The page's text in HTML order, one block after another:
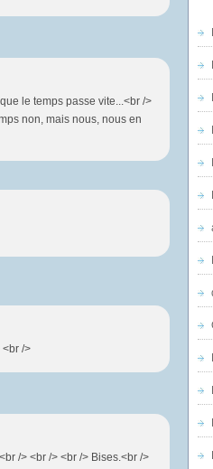
le temps passe vite...<br />
non, mais nous, nous en
/>
/> <br /> <br /> Bises.<br />